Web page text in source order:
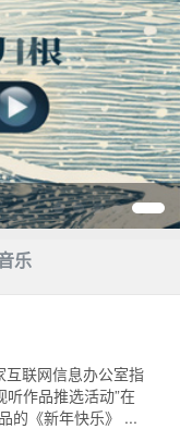
乐
联网信息办公室指
作品推选活动”在
的《新年快乐》 ...